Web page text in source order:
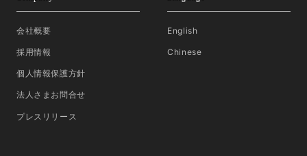
会社概要
採用情報
個人情報保護方針
法人さまお問合せ
プレスリリース
English
Chinese